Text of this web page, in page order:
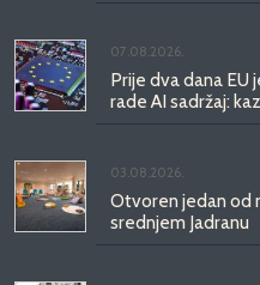
07.08.2026.
Prije dva dana EU
rade AI sadržaj:
03.08.2026.
Otvoren jedan od
srednjem Jadranu